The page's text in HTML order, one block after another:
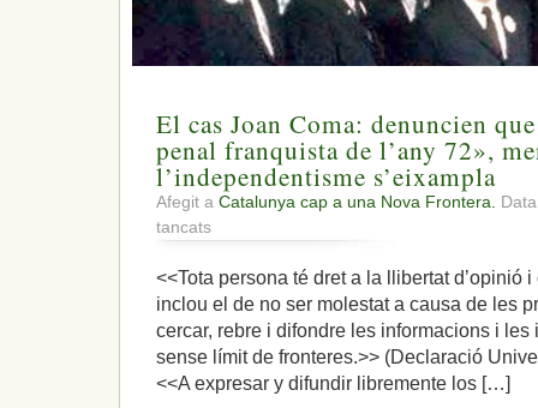
El cas Joan Coma: denuncien
penal franquista de l’any 72»,
l’independentisme s’eixampla
Afegit a Catalunya cap a una Nova Frontera.
tancats
El
Joan
Coma:
denuncien
que
«s’aplica
el
<<Tota persona té dret a la llibertat d’opinió
inclou el de no ser molestat a causa de les
cercar, rebre i difondre les informacions i
sense límit de fronteres.>> (Declaració
<<A expresar y difundir libremente los […]